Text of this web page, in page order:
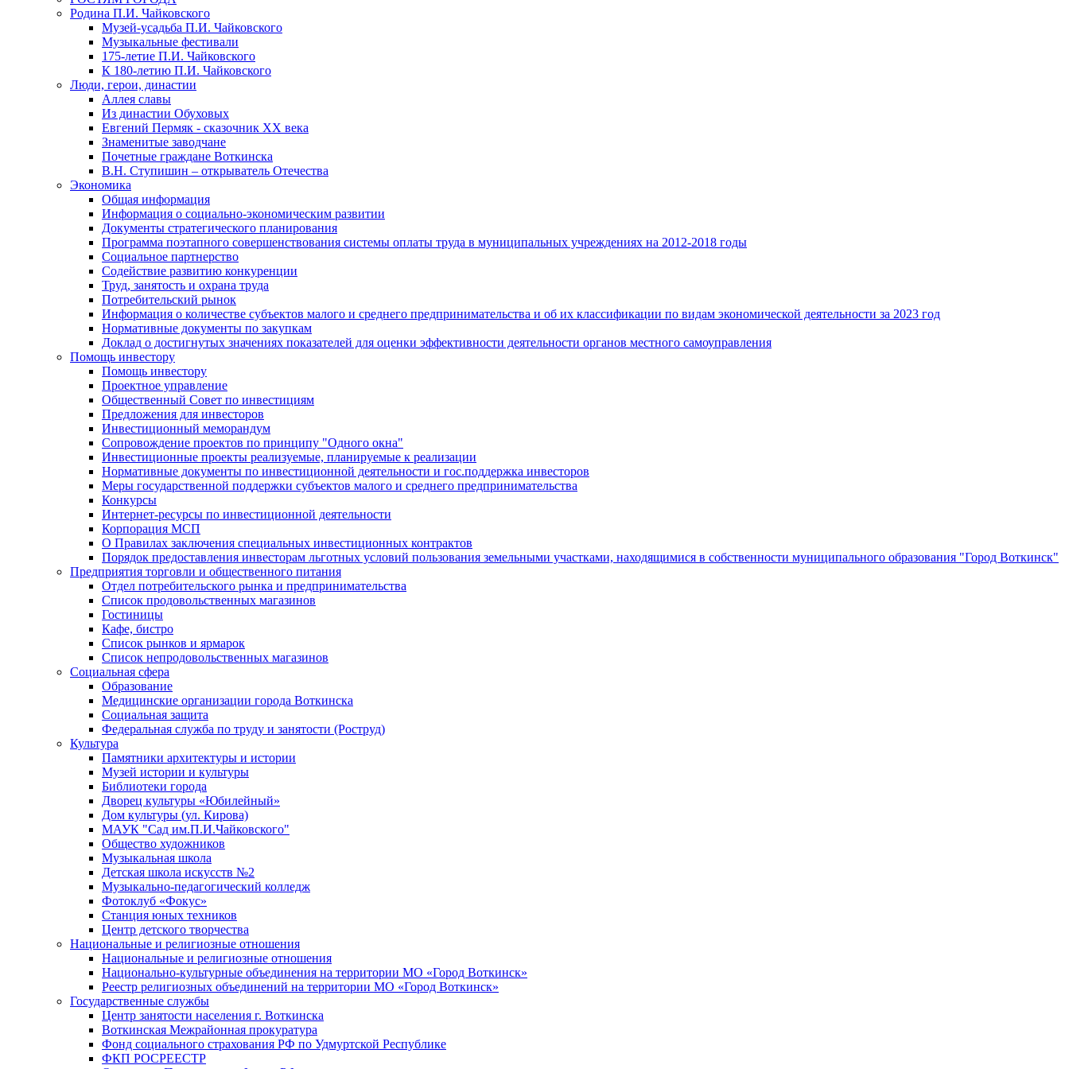
Родина П.И. Чайковского
Музей-усадьба П.И. Чайковского
Музыкальные фестивали
175-летие П.И. Чайковского
К 180-летию П.И. Чайковского
Люди, герои, династии
Аллея славы
Из династии Обуховых
Евгений Пермяк - сказочник XX века
Знаменитые заводчане
Почетные граждане Воткинска
В.Н. Ступишин – открыватель Отечества
Экономика
Общая информация
Информация о социально-экономическим развитии
Документы стратегического планирования
Программа поэтапного совершенствования системы оплаты труда в муниципальных учреждениях на 2012-2018 годы
Социальное партнерство
Содействие развитию конкуренции
Труд, занятость и охрана труда
Потребительский рынок
Информация о количестве субъектов малого и среднего предпринимательства и об их классификации по видам экономической деятельности за 2023 год
Нормативные документы по закупкам
Доклад о достигнутых значениях показателей для оценки эффективности деятельности органов местного самоуправления
Помощь инвестору
Помощь инвестору
Проектное управление
Общественный Совет по инвестициям
Предложения для инвесторов
Инвестиционный меморандум
Сопровождение проектов по принципу "Oдного окна"
Инвестиционные проекты реализуемые, планируемые к реализации
Нормативные документы по инвестиционной деятельности и гос.поддержка инвесторов
Меры государственной поддержки субъектов малого и среднего предпринимательства
Конкурсы
Интернет-ресурсы по инвестиционной деятельности
Корпорация МСП
О Правилах заключения специальных инвестиционных контрактов
Порядок предоставления инвесторам льготных условий пользования земельными участками, находящимися в собственности муниципального образования "Город Воткинск"
Предприятия торговли и общественного питания
Отдел потребительского рынка и предпринимательства
Список продовольственных магазинов
Гостиницы
Кафе, бистро
Cписок рынков и ярмарок
Список непродовольственных магазинов
Социальная сфера
Образование
Медицинские организации города Воткинска
Социальная защита
Федеральная служба по труду и занятости (Роструд)
Культура
Памятники архитектуры и истории
Музей истории и культуры
Библиотеки города
Дворец культуры «Юбилейный»
Дом культуры (ул. Кирова)
МАУК "Сад им.П.И.Чайковского"
Общество художников
Музыкальная школа
Детская школа искусств №2
Музыкально-педагогический колледж
Фотоклуб «Фокус»
Станция юных техников
Центр детского творчества
Национальные и религиозные отношения
Национальные и религиозные отношения
Национально-культурные объединения на территории МО «Город Воткинск»
Реестр религиозных объединений на территории МО «Город Воткинск»
Государственные службы
Центр занятости населения г. Воткинска
Воткинская Межрайонная прокуратура
Фонд социального страхования РФ по Удмуртской Республике
ФКП РОСРЕЕСТР